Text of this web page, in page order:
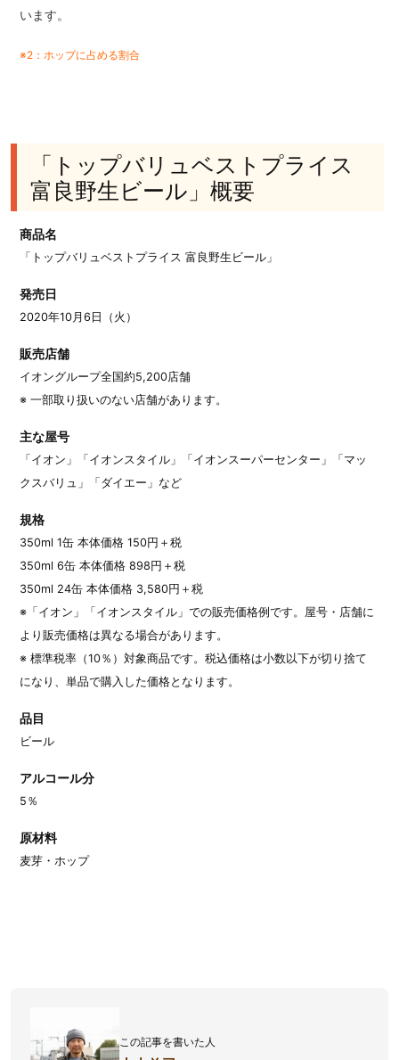
います。
※2：ホップに占める割合
「トップバリュベストプライス
富良野生ビール」概要
商品名
「トップバリュベストプライス 富良野生ビール」
発売日
2020年10月6日（火）
販売店舗
イオングループ全国約5,200店舗
※ 一部取り扱いのない店舗があります。
主な屋号
「イオン」「イオンスタイル」「イオンスーパーセンター」「マッ
クスバリュ」「ダイエー」など
規格
350ml 1缶 本体価格 150円＋税
350ml 6缶 本体価格 898円＋税
350ml 24缶 本体価格 3,580円＋税
※「イオン」「イオンスタイル」での販売価格例です。屋号・店舗に
より販売価格は異なる場合があります。
※ 標準税率（10％）対象商品です。税込価格は小数以下が切り捨て
になり、単品で購入した価格となります。
品目
ビール
アルコール分
5％
原材料
麦芽・ホップ
この記事を書いた人